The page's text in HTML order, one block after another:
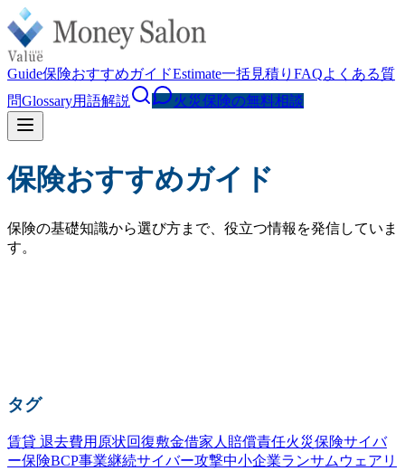
Guide保険おすすめガイドEstimate一括見積り FAQよくある質
問Glossary用語解説 火災保険の無料相談
保険おすすめガイド
保険の基礎知識から選び方まで、役立つ情報を発信していま
す。
タグ
賃貸 退去費用 原状回復敷金借家人賠償責任火災保険サイバ
ー保険BCP事業継続サイバー攻撃中小企業ランサムウェア リ